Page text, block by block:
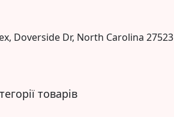
Doverside Dr, North Carolina 27523
товарів